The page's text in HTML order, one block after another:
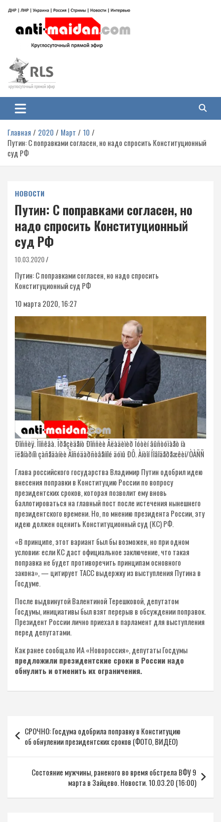
содержимому
Антимайдан: Гражданская война
на Украине
гражданской войне на Украине, включая события в Новороссии, ДНР,
ЛНР и других регионах.
Главная 2020 Март
10
Путин: С поправками согласен, но надо спросить Конституционный
суд РФ
НОВОСТИ
Путин: С поправками согласен, но
надо спросить Конституционный
суд РФ
10.03.2020
Путин: С поправками согласен, но надо спросить
Конституционный суд РФ
10 марта 2020, 16:27
Ðîññèÿ. Ìîñêâà. Ïðåçèäåíò Ðîññèè Âëàäèìèð Ïóòèí âûñòóïàåò íà
ïëåíàðíîì çàñåäàíèè Ãîñóäàðñòâåííîé äóìû ÐÔ. Àíòîí Íîâîäåðåæêèí/ÒÀÑÑ
Глава российского государства Владимир Путин одобрил идею
внесения поправки в Конституцию России по вопросу
президентских сроков, которая позволит ему вновь
баллотироваться на главный пост после истечения нынешнего
президентского времени. Но, по мнению президента России, эту
идею должен оценить Конституционный суд (КС) РФ.
«В принципе, этот вариант был бы возможен, но при одном
условии: если КС даст официальное заключение, что такая
поправка не будет противоречить принципам основного
закона», — цитирует ТАСС выдержку из выступления Путина в
Госдуме.
После выдвинутой Валентиной Терешковой, депутатом
Госдумы, инициативы был взят перерыв в обсуждении поправок.
Президент России лично приехал в парламент для выступления
перед депутатами.
Как ранее сообщало ИА «Новороссия», депутаты Госдумы
предложили президентские сроки в России надо
обнулить и отменить их ограничения.
по
записям
СРОЧНО: Госдума одобрила поправку в Конституцию
об обнулении президентских сроков (ФОТО, ВИДЕО)
Состояние мужчины, раненого во время обстрела ВФУ 9
марта в Зайцево. Новости. 10.03.20 (16:00)